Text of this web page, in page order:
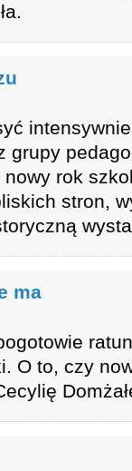
grupy
rok
stron,
ma
O to, czy